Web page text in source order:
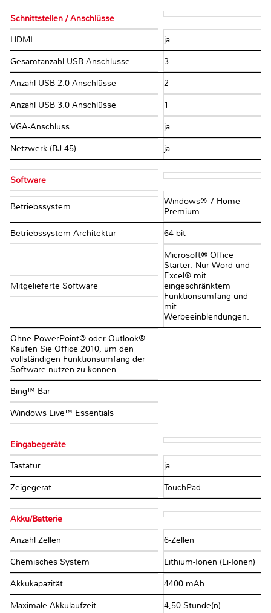
Schnittstellen / Anschlüsse
HDMI ja
Gesamtanzahl USB Anschlüsse 3
Anzahl USB 2.0 Anschlüsse 2
Anzahl USB 3.0 Anschlüsse 1
VGA-Anschluss ja
Netzwerk (RJ-45) ja
Software
Betriebssystem
Windows® 7 Home
Premium
Betriebssystem-Architektur 64-bit
Mitgelieferte Software
Microsoft® Office
Starter: Nur Word und
Excel® mit
eingeschränktem
Funktionsumfang und
mit
Werbeeinblendungen.
Ohne PowerPoint® oder Outlook®.
Kaufen Sie Office 2010, um den
vollständigen Funktionsumfang der
Software nutzen zu können.
Bing™ Bar
Windows Live™ Essentials
Eingabegeräte
Tastatur ja
Zeigegerät TouchPad
Akku/Batterie
Anzahl Zellen 6-Zellen
Chemisches System Lithium-Ionen (Li-Ionen)
Akkukapazität 4400 mAh
Maximale Akkulaufzeit 4,50 Stunde(n)